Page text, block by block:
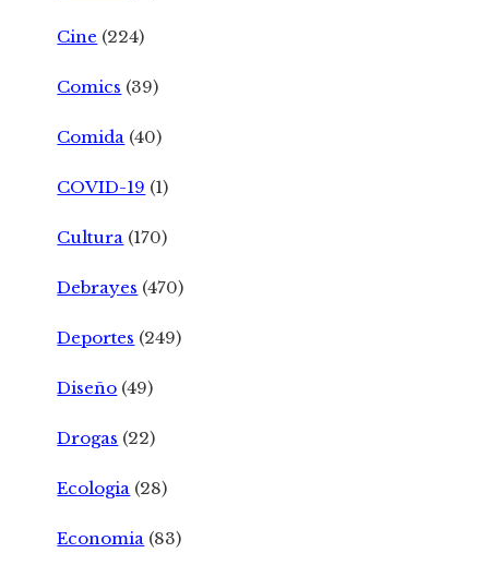
Cine (224)
Comics (39)
Comida (40)
COVID-19 (1)
Cultura (170)
Debrayes (470)
Deportes (249)
Diseño (49)
Drogas (22)
Ecologia (28)
Economia (83)